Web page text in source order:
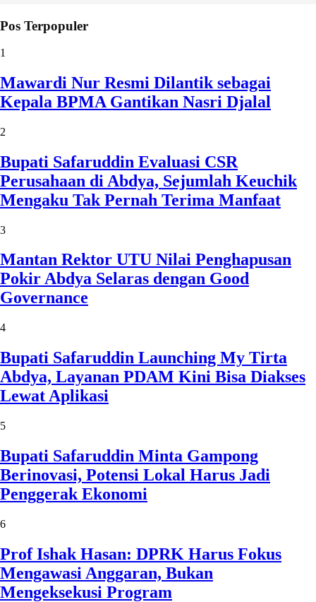
Pos Terpopuler
1
Mawardi Nur Resmi Dilantik sebagai
Kepala BPMA Gantikan Nasri Djalal
2
Bupati Safaruddin Evaluasi CSR
Perusahaan di Abdya, Sejumlah Keuchik
Mengaku Tak Pernah Terima Manfaat
3
Mantan Rektor UTU Nilai Penghapusan
Pokir Abdya Selaras dengan Good
Governance
4
Bupati Safaruddin Launching My Tirta
Abdya, Layanan PDAM Kini Bisa Diakses
Lewat Aplikasi
5
Bupati Safaruddin Minta Gampong
Berinovasi, Potensi Lokal Harus Jadi
Penggerak Ekonomi
6
Prof Ishak Hasan: DPRK Harus Fokus
Mengawasi Anggaran, Bukan
Mengeksekusi Program